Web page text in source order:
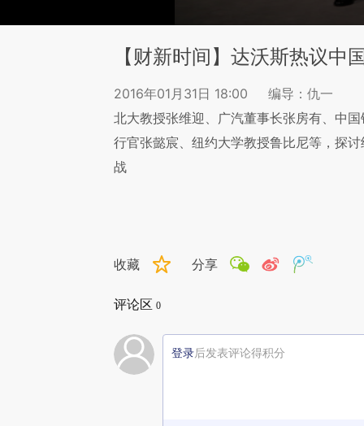
【财新时间】达沃斯热议中
2016年01月31日 18:00
编导：仇一
北大教授张维迎、广汽董事长张房有、中
行官张懿宸、纽约大学教授鲁比尼等，探
战
收藏 分享
评论区 0
登录后发表评论得积分